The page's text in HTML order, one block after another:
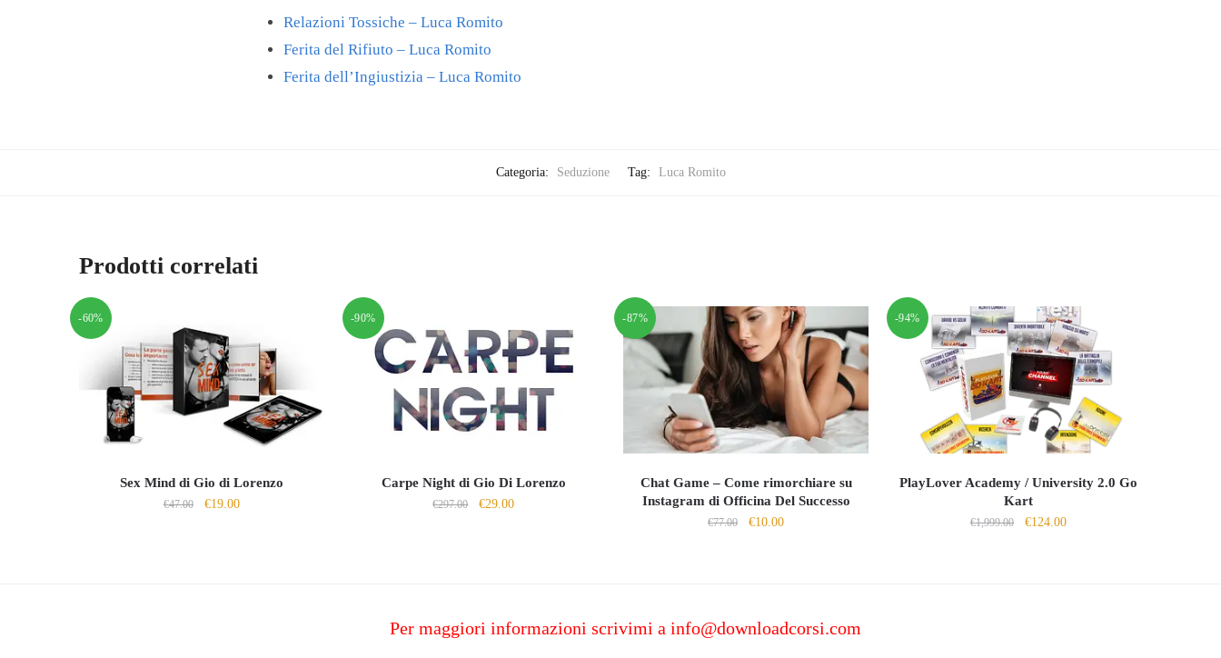
Relazioni Tossiche – Luca Romito
Ferita del Rifiuto – Luca Romito
Ferita dell’Ingiustizia – Luca Romito
Categoria: Seduzione Tag: Luca Romito
Prodotti correlati
-60%
Sex Mind di Gio di Lorenzo
€47.00
Il
€19.00Il
-90%
Carpe Night di Gio Di Lorenzo
€297.00
Il
€29.00Il
-87%
Chat Game – Come rimorchiare su
Instagram di Officina Del Successo
€77.00
Il
€10.00Il
-94%
PlayLover Academy / University 2.0 Go
Kart
€1,999.00
Il
€124.00Il
Per maggiori informazioni scrivimi a info@downloadcorsi.com